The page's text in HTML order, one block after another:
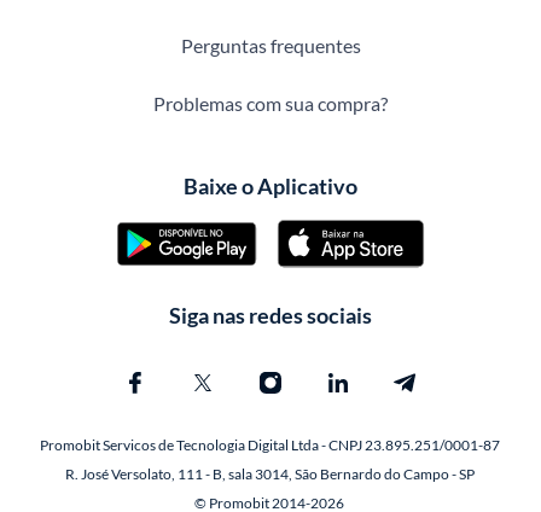
Perguntas frequentes
Problemas com sua compra?
Baixe o Aplicativo
Siga nas redes sociais
Promobit Servicos de Tecnologia Digital Ltda - CNPJ 23.895.251/0001-87
R. José Versolato, 111 - B, sala 3014, São Bernardo do Campo - SP
© Promobit 2014-2026